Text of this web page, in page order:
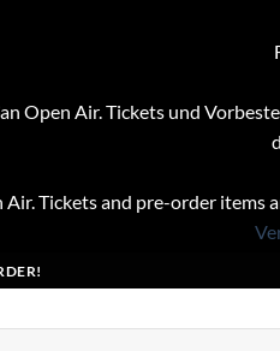
Open Air. Tickets und
Tickets and pre-order